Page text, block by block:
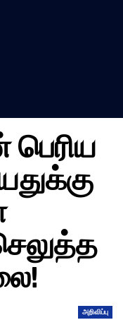
அறிவிப்பு